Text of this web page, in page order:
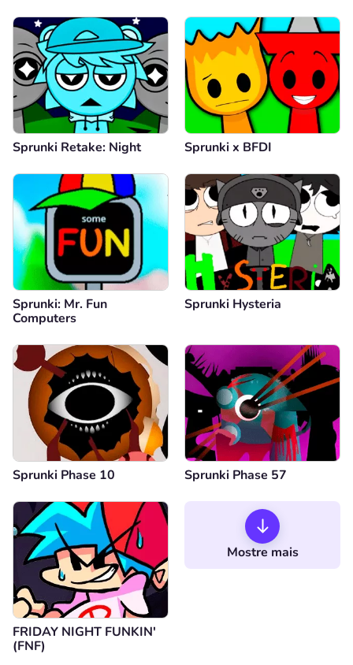
Sprunki Retake: Night Sprunki x BFDI
Sprunki: Mr. Fun
Computers
Sprunki Hysteria
Sprunki Phase 10 Sprunki Phase 57
FRIDAY NIGHT FUNKIN'
(FNF)
Mostre mais